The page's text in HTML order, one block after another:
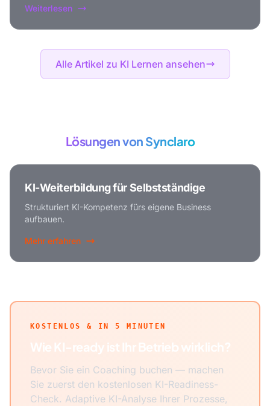
Weiterlesen
Alle Artikel zu KI Lernen ansehen
Lösungen von Synclaro
KI-Weiterbildung für Selbstständige
Strukturiert KI-Kompetenz fürs eigene Business
aufbauen.
Mehr erfahren
KOSTENLOS & IN 5 MINUTEN
Wie KI-ready ist Ihr Betrieb wirklich?
Bevor Sie ein Coaching buchen — machen
Sie zuerst den kostenlosen KI-Readiness-
Check. Adaptive KI-Analyse Ihrer Prozesse,